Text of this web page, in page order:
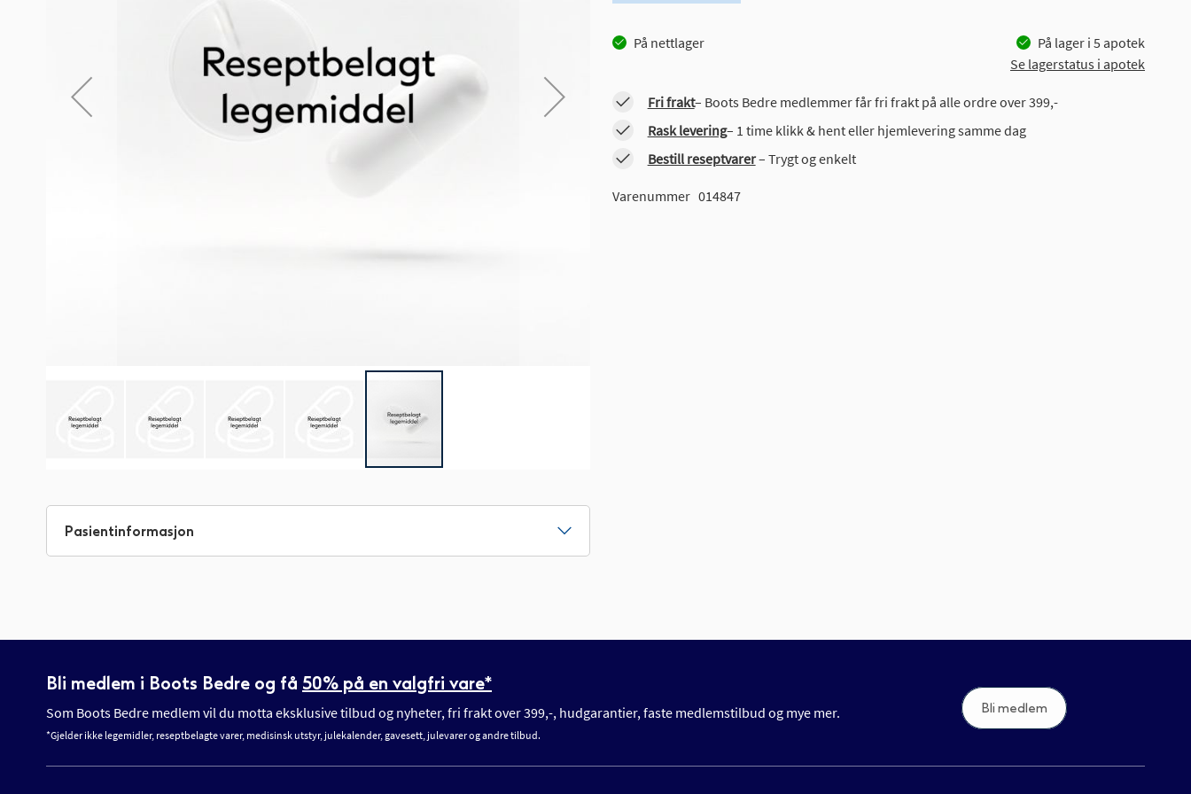
På nettlager På lager i 5 apotek
Se lagerstatus i apotek
Fri frakt– Boots Bedre medlemmer får fri frakt på alle ordre over 399,-
Rask levering– 1 time klikk & hent eller hjemlevering samme dag
Bestill reseptvarer– Trygt og enkelt
Varenummer 014847
til
begynnelsen
Pasientinformasjon
Bli medlem i Boots Bedre og få 50% på en valgfri vare*
Som Boots Bedre medlem vil du motta eksklusive tilbud og nyheter, fri frakt over 399,-, hudgarantier, faste medlemstilbud og mye mer.
*Gjelder ikke legemidler, reseptbelagte varer, medisinsk utstyr, julekalender, gavesett, julevarer og andre tilbud.
Bli medlem